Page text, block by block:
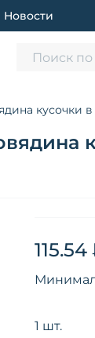
Новости
Поиск
кусочки в
115.54
1 шт.